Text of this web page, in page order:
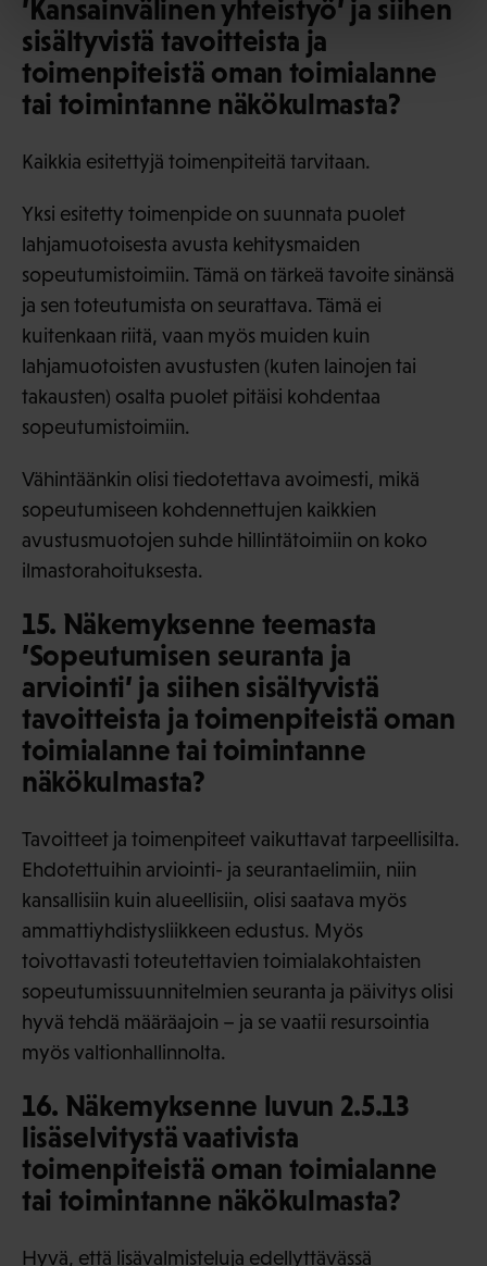
’Kansainvälinen yhteistyö’ ja siihen
sisältyvistä tavoitteista ja
toimenpiteistä oman toimialanne
tai toimintanne näkökulmasta?
Kaikkia esitettyjä toimenpiteitä tarvitaan.
Yksi esitetty toimenpide on suunnata puolet
lahjamuotoisesta avusta kehitysmaiden
sopeutumistoimiin. Tämä on tärkeä tavoite sinänsä
ja sen toteutumista on seurattava. Tämä ei
kuitenkaan riitä, vaan myös muiden kuin
lahjamuotoisten avustusten (kuten lainojen tai
takausten) osalta puolet pitäisi kohdentaa
sopeutumistoimiin.
Vähintäänkin olisi tiedotettava avoimesti, mikä
sopeutumiseen kohdennettujen kaikkien
avustusmuotojen suhde hillintätoimiin on koko
ilmastorahoituksesta.
15. Näkemyksenne teemasta
’Sopeutumisen seuranta ja
arviointi’ ja siihen sisältyvistä
tavoitteista ja toimenpiteistä oman
toimialanne tai toimintanne
näkökulmasta?
Tavoitteet ja toimenpiteet vaikuttavat tarpeellisilta.
Ehdotettuihin arviointi- ja seurantaelimiin, niin
kansallisiin kuin alueellisiin, olisi saatava myös
ammattiyhdistysliikkeen edustus. Myös
toivottavasti toteutettavien toimialakohtaisten
sopeutumissuunnitelmien seuranta ja päivitys olisi
hyvä tehdä määräajoin – ja se vaatii resursointia
myös valtionhallinnolta.
16. Näkemyksenne luvun 2.5.13
lisäselvitystä vaativista
toimenpiteistä oman toimialanne
tai toimintanne näkökulmasta?
Hyvä, että lisävalmisteluja edellyttävässä